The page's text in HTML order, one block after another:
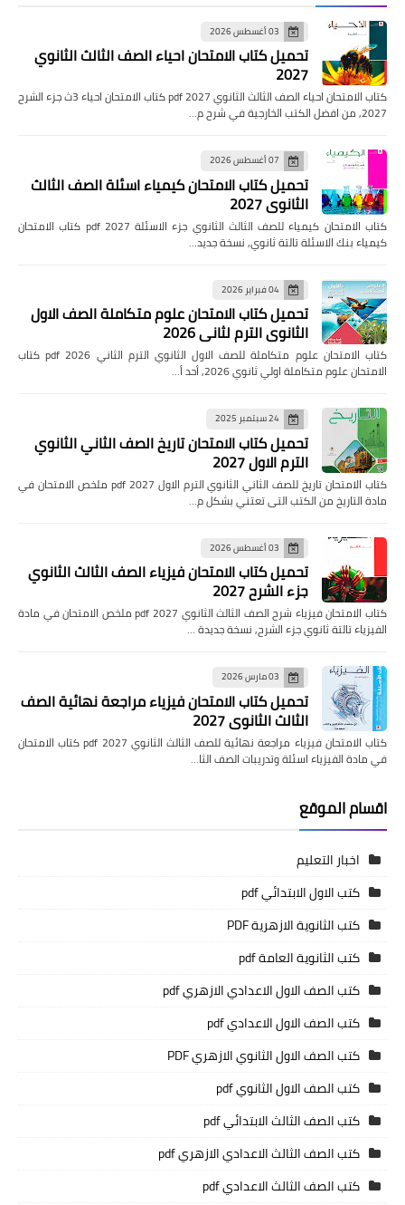
03 أغسطس 2026
تحميل كتاب الامتحان احياء الصف الثالث الثانوي
2027
كتاب الامتحان احياء الصف الثالث الثانوي pdf 2027 كتاب الامتحان احياء 3ث جزء الشرح
2027, من افضل الكتب الخارجية في شرح م…
07 أغسطس 2026
تحميل كتاب الامتحان كيمياء اسئلة الصف الثالث
الثانوي 2027
كتاب الامتحان كيمياء للصف الثالث الثانوي جزء الاسئلة pdf 2027 كتاب الامتحان
كيمياء بنك الاسئلة تالتة ثانوي, نسخة جديد…
04 فبراير 2026
تحميل كتاب الامتحان علوم متكاملة الصف الاول
الثانوي الترم لثاني 2026
كتاب الامتحان علوم متكاملة للصف الاول الثانوي الترم الثاني pdf 2026 كتاب
الامتحان علوم متكاملة اولي ثانوي 2026, أحد أ…
24 سبتمبر 2025
تحميل كتاب الامتحان تاريخ الصف الثاني الثانوي
الترم الاول 2027
كتاب الامتحان تاريخ للصف الثاني الثانوي الترم الاول pdf 2027 ملخص الامتحان في
مادة التاريخ من الكتب التى تعتني بشكل م…
03 أغسطس 2026
تحميل كتاب الامتحان فيزياء الصف الثالث الثانوي
جزء الشرح 2027
كتاب الامتحان فيزياء شرح الصف الثالث الثانوي pdf 2027 ملخص الامتحان في مادة
الفيزياء تالتة ثانوي جزء الشرح, نسخة جديدة …
03 مارس 2026
تحميل كتاب الامتحان فيزياء مراجعة نهائية الصف
الثالث الثانوي 2027
كتاب الامتحان فيزياء مراجعة نهائية للصف الثالث الثانوي pdf 2027 كتاب الامتحان
في مادة الفيزياء اسئلة وتدريبات الصف الثا…
اقسام الموقع
اخبار التعليم
كتب الاول الابتدائي pdf
كتب الثانوية الازهرية PDF
كتب الثانوية العامة pdf
كتب الصف الاول الاعدادي الازهري pdf
كتب الصف الاول الاعدادي pdf
كتب الصف الاول الثانوي الازهري PDF
كتب الصف الاول الثانوي pdf
كتب الصف الثالث الابتدائي pdf
كتب الصف الثالث الاعدادي الازهري pdf
كتب الصف الثالث الاعدادي pdf